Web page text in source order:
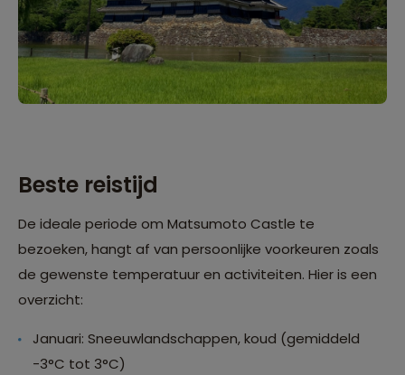
Beste reistijd
De ideale periode om Matsumoto Castle te
bezoeken, hangt af van persoonlijke voorkeuren zoals
de gewenste temperatuur en activiteiten. Hier is een
overzicht:
Januari: Sneeuwlandschappen, koud (gemiddeld
-3°C tot 3°C)